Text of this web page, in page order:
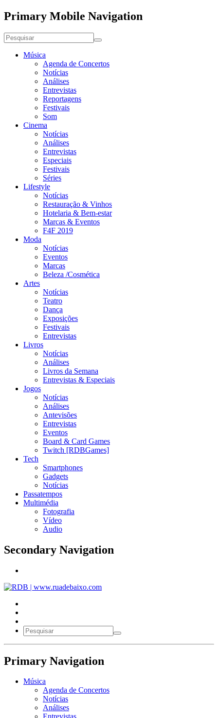
Primary Mobile Navigation
Música
Agenda de Concertos
Notícias
Análises
Entrevistas
Reportagens
Festivais
Som
Cinema
Notícias
Análises
Entrevistas
Especiais
Festivais
Séries
Lifestyle
Notícias
Restauração & Vinhos
Hotelaria & Bem-estar
Marcas & Eventos
F4F 2019
Moda
Notícias
Eventos
Marcas
Beleza /Cosmética
Artes
Notícias
Teatro
Dança
Exposições
Festivais
Entrevistas
Livros
Notícias
Análises
Livros da Semana
Entrevistas & Especiais
Jogos
Notícias
Análises
Antevisões
Entrevistas
Eventos
Board & Card Games
Twitch [RDBGames]
Tech
Smartphones
Gadgets
Notícias
Passatempos
Multimédia
Fotografia
Vídeo
Audio
Secondary Navigation
Primary Navigation
Música
Agenda de Concertos
Notícias
Análises